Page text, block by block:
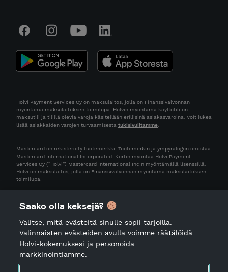
Holvi Payment Services Oy on maksulaitos, jolla on Finanssivalvonnan
myöntämä maksulaitoksen toimilupa. Holvin myöntämä käyttötili on
maksutili ja tilillä olevia varoja käsitellään erillisinä asiakasvaroina. Voit lukea
lisää asiakkaiden varojen turvaamisesta tukisivuiltamme
Mastercard on rekisteröity tuotemerkki. Tuotemerkin ja ympyrälogon omistaa
Mastercard International Incorporated. Kortin myöntää Holvi Payment
Services Oy (“Holvi”) Mastercard International Inc:n myöntämällä lisenssillä.
Holvi on maksulaitos, jolla on Finanssivalvonnan myöntämä maksulaitoksen
toimilupa.
Saako olla keksejä?
Valitse, mitä evästeitä sinulle sopii tarjoilla.
Valinnaisten evästeiden avulla voimme räätälöidä
Holvi-kokemuksesi ja personoida
markkinointiamme.